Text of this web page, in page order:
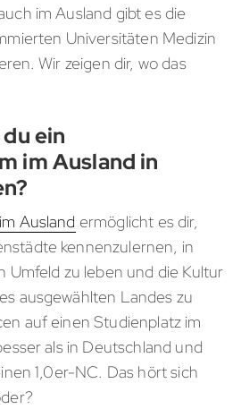
im Ausland gibt es die
Universitäten Medizin
Wir zeigen dir, wo das
ein
im Ausland in
Ausland ermöglicht es dir,
kennenzulernen, in
Umfeld zu leben und die Kultur
ausgewählten Landes zu
auf einen Studienplatz im
als in Deutschland und
1,0er-NC. Das hört sich